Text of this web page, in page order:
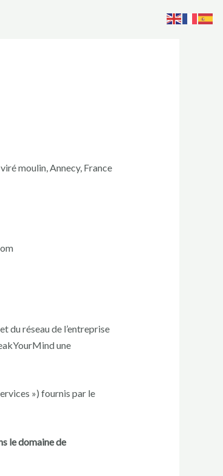
moulin, Annecy, France
du réseau de l’entreprise
une
») fournis par le
le domaine de